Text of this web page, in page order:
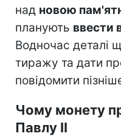
над новою
планують ввести
Водночас деталі
тиражу та дати
повідомити
Чому монету
Павлу II